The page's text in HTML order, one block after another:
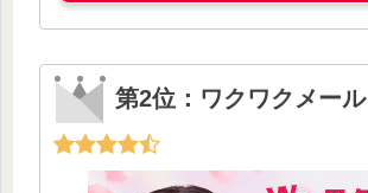
第2位：ワクワクメール